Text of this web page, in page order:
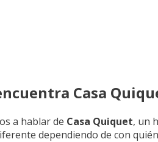
Casa
a hablar de Casa Quiquet, un
dependiendo de con